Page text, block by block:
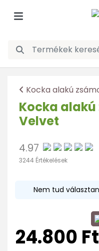
Kocka alakú
Kocka
Velvet
4.97
3244 Értékelések
Nem tud
24.800